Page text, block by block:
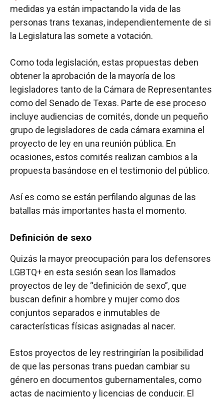
medidas ya están impactando la vida de las
personas trans texanas, independientemente de si
la Legislatura las somete a votación.
Como toda legislación, estas propuestas deben
obtener la aprobación de la mayoría de los
legisladores tanto de la Cámara de Representantes
como del Senado de Texas. Parte de ese proceso
incluye audiencias de comités, donde un pequeño
grupo de legisladores de cada cámara examina el
proyecto de ley en una reunión pública. En
ocasiones, estos comités realizan cambios a la
propuesta basándose en el testimonio del público.
Así es como se están perfilando algunas de las
batallas más importantes hasta el momento.
Definición de sexo
Quizás la mayor preocupación para los defensores
LGBTQ+ en esta sesión sean los llamados
proyectos de ley de “definición de sexo”, que
buscan definir a hombre y mujer como dos
conjuntos separados e inmutables de
características físicas asignadas al nacer.
Estos proyectos de ley restringirían la posibilidad
de que las personas trans puedan cambiar su
género en documentos gubernamentales, como
actas de nacimiento y licencias de conducir. El